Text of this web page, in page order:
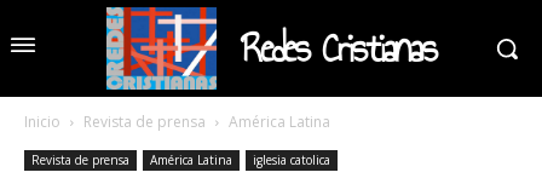
Redes Cristianas
Inicio Revista de prensa América Latina
Revista de prensa América Latina iglesia catolica